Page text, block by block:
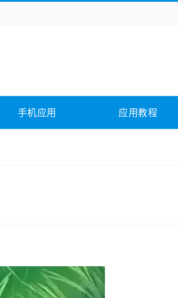
影音软件 插件下载
手机应用 应用教程